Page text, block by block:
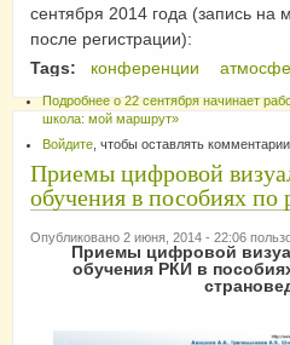
сентября 2014 года (запиcь на
после регистрации):
Tags:
конференции
Подробнеео 22 сентября начинает
школа: мой маршрут»
Войдите, чтобы оставлять комментарии
Приемы цифровой
обучения в пособиях по
Опубликовано 2 июня, 2014 - 22:06
Приемы цифровой
обучения РКИ в